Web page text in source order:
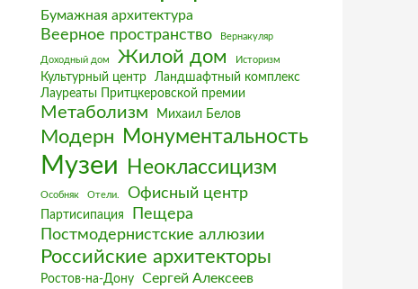
Бумажная архитектура
Веерное пространство Вернакуляр
Доходный дом Жилой дом Историзм
Культурный центр
Ландшафтный комплекс
Лауреаты Притцкеровской премии
Метаболизм Михаил Белов
Модерн Монументальность
Музеи Неоклассицизм
Особняк Отели. Офисный центр
Партисипация
Пещера
Постмодернистские аллюзии
Российские архитекторы
Ростов-на-Дону Сергей Алексеев